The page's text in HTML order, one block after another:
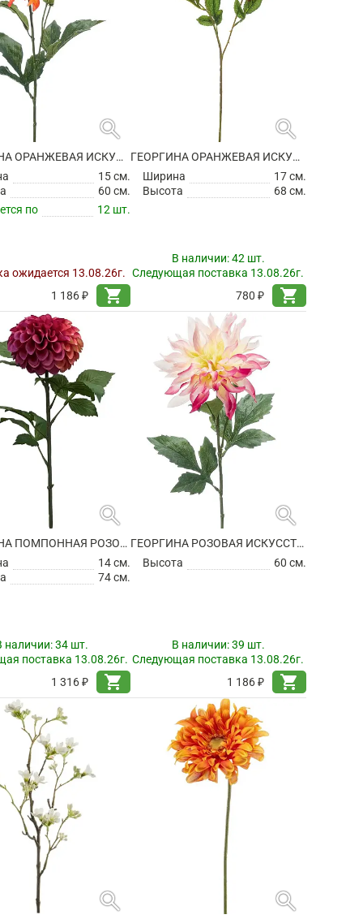
search
ГЕОРГИНА ОРАНЖЕВАЯ ИСКУССТВЕННАЯ
15 см.
60 см.
по
12 шт.
ожидается 13.08.26г.
1 186 ₽
shopping_cart
search
ГЕОРГИНА ОРАНЖЕВАЯ ИСКУССТВЕННАЯ
Ширина
17 см.
Высота
68 см.
В наличии:42 шт.
Следующая поставка 13.08.26г.
780 ₽
shopping_cart
search
ГЕОРГИНА ПОМПОННАЯ РОЗОВАЯ ИСКУССТВЕННАЯ
14 см.
74 см.
наличии:34 шт.
поставка 13.08.26г.
1 316 ₽
shopping_cart
search
ГЕОРГИНА РОЗОВАЯ ИСКУССТВЕННАЯ
Высота
60 см.
В наличии:39 шт.
Следующая поставка 13.08.26г.
1 186 ₽
shopping_cart
search search